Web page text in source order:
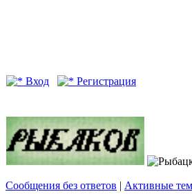
Вход
Регистрация
Сообщения без ответов | Активные